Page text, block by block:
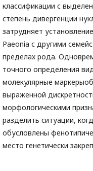
классификации с
степень дивергенции
затрудняет
Paeonia с другими
пределах рода.
точного определения
молекулярные
выраженной
морфологическими
разделить ситуации,
обусловлены
место генетически